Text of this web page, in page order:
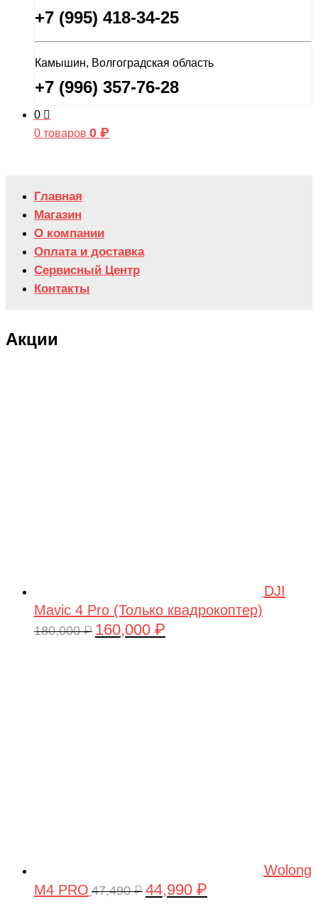
+7 (995) 418-34-25
Камышин, Волгоградская область
+7 (996) 357-76-28
0
0 товаров 0 ₽
Главная
Магазин
О компании
Оплата и доставка
Сервисный Центр
Контакты
Акции
DJI
Mavic 4 Pro (Только квадрокоптер)
180,000₽ Первоначальная
160,000 ₽
Wolong
M4 PRO 47,490₽ Первоначальная
44,990 ₽